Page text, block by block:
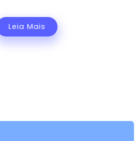
Leia Mais